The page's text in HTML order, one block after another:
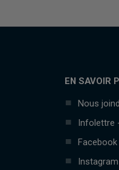
EN SAVOIR
Nous
Infolettre